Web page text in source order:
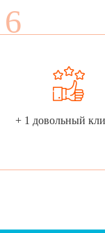
6
+ 1 довольный